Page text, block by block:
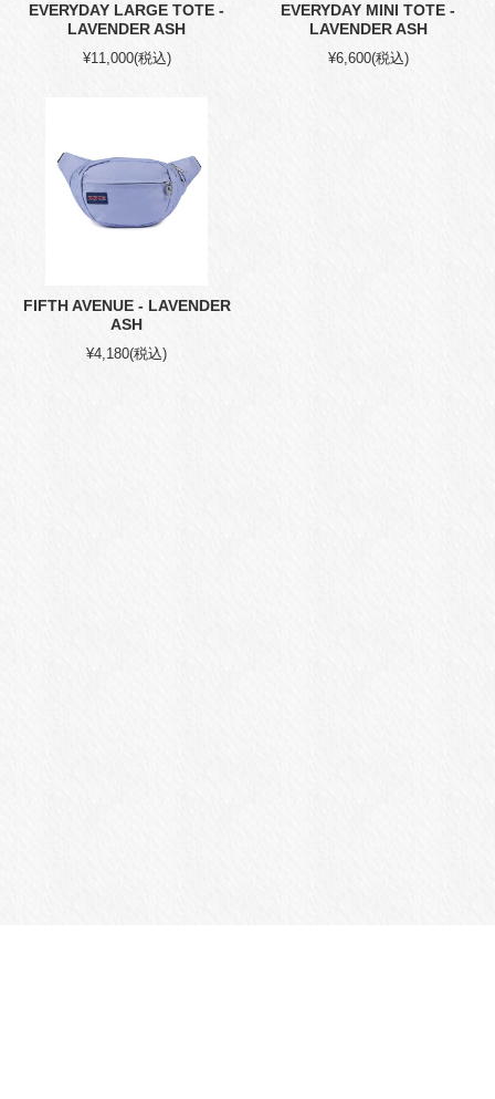
EVERYDAY LARGE TOTE -
LAVENDER ASH
¥11,000(税込)
EVERYDAY MINI TOTE -
LAVENDER ASH
¥6,600(税込)
FIFTH AVENUE - LAVENDER
ASH
¥4,180(税込)